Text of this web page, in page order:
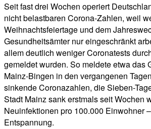
Seit fast drei Wochen operiert
nicht belastbaren Corona-Zahlen, weil
Weihnachtsfeiertage und dem
Gesundheitsämter nur eingeschränkt
allem deutlich weniger Coronatests
gemeldet wurden. So meldete etwa das
Mainz-Bingen in den vergangenen
sinkende Coronazahlen, die Sieben-
Stadt Mainz sank erstmals seit Wochen
Neuinfektionen pro 100.000 Einwohner
Entspannung.